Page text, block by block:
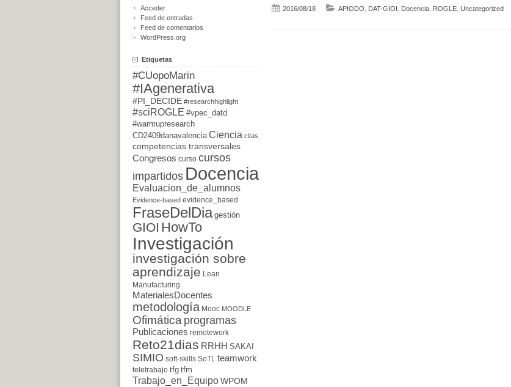
2016/08/18 APIODO DAT-GIOI Docencia, ROGLE, Uncategorized
Acceder
Feed de entradas
Feed de comentarios
WordPress.org
Etiquetas
#CUopoMarin
#IAgenerativa
#PI_DECIDE #researchhighlight
#sciROGLE #vpec_datd
#warmupresearch
CD2409danavalencia Ciencia citas
competencias transversales
Congresos curso cursos
impartidos Docencia
Evaluacion_de_alumnos
Evidence-based evidence_based
FraseDelDia gestión
GIOI HowTo
Investigación
investigación sobre
aprendizaje Lean
Manufacturing
MaterialesDocentes
metodología Mooc MOODLE
Ofimáticaprogramas
Publicaciones remotework
Reto21dias RRHH SAKAI
SIMIO soft-skills SoTL teamwork
teletrabajo tfg tfm
Trabajo_en_EquipoWPOM